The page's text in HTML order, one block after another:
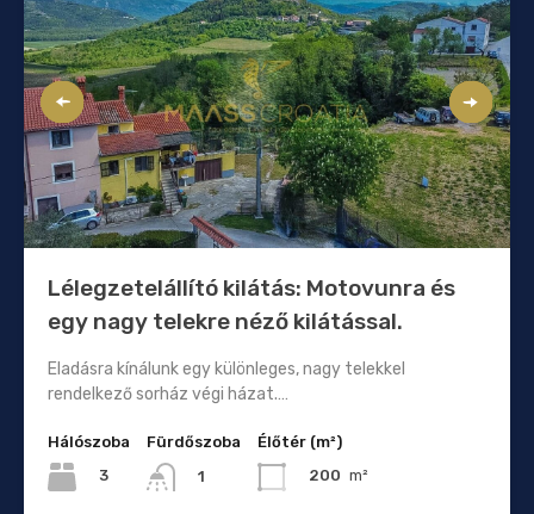
Lélegzetelállító kilátás: Motovunra és
egy nagy telekre néző kilátással.
Eladásra kínálunk egy különleges, nagy telekkel
rendelkező sorház végi házat.…
Hálószoba
3
Fürdőszoba
1
Élőtér (m²)
200 m²